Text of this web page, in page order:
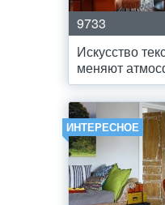
9733
Искусство
меняют
ИНТЕРЕСНОЕ